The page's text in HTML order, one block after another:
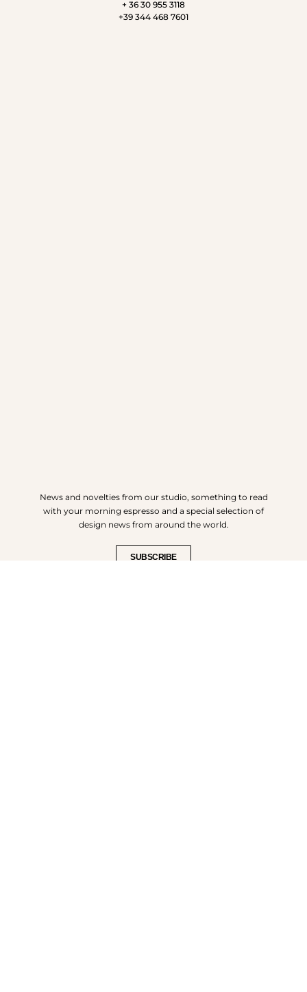
+ 36 30 955 3118
+39 344 468 7601
News and novelties from our studio, something to read
with your morning espresso and a special selection of
design news from around the world.
SUBSCRIBE